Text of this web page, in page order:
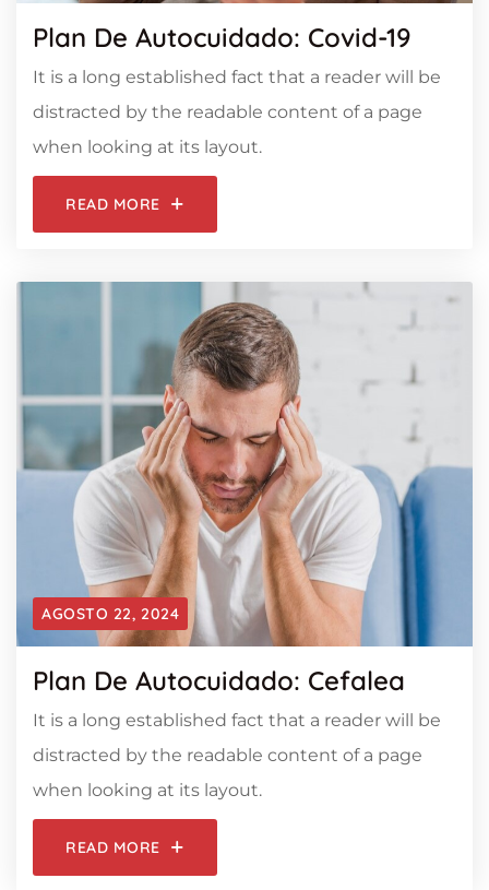
Plan De Autocuidado: Covid-19
It is a long established fact that a reader will be
distracted by the readable content of a page
when looking at its layout.
READ MORE
AGOSTO 22, 2024
Plan De Autocuidado: Cefalea
It is a long established fact that a reader will be
distracted by the readable content of a page
when looking at its layout.
READ MORE